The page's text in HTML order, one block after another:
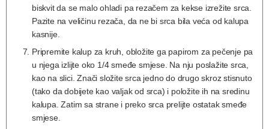
biskvit da se malo ohladi pa rezačem za kekse izrežite srca.
Pazite na veličinu rezača, da ne bi srca bila veća od kalupa
kasnije.
Pripremite kalup za kruh, obložite ga papirom za pečenje pa
u njega izlijte oko 1/4 smeđe smjese. Na nju poslažite srca,
kao na slici. Znači složite srca jedno do drugo skroz stisnuto
(tako da dobijete kao valjak od srca) i položite ih na sredinu
kalupa. Zatim sa strane i preko srca prelijte ostatak smeđe
smjese.